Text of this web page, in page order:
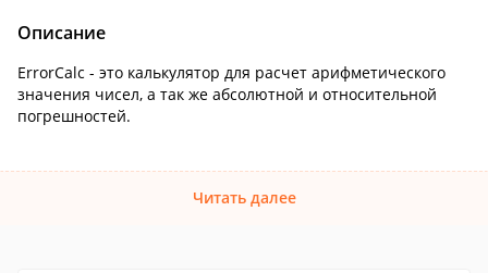
Описание
ErrorCalc - это калькулятор для расчет арифметического
значения чисел, а так же абсолютной и относительной
погрешностей.
Читать далее